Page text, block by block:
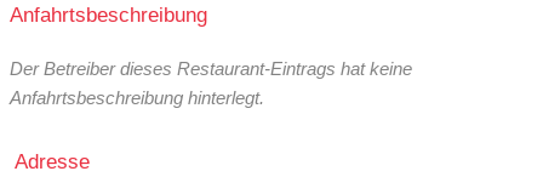
Anfahrtsbeschreibung
Der Betreiber dieses Restaurant-Eintrags hat keine
Anfahrtsbeschreibung hinterlegt.
Adresse